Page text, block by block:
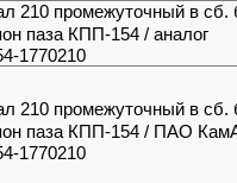
210 промежуточный в сб.
паза КПП-154 / аналог
1770210
210 промежуточный в сб.
паза КПП-154 / ПАО
1770210